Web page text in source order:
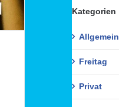
Kategorien
Allgemein
Freitag
Privat